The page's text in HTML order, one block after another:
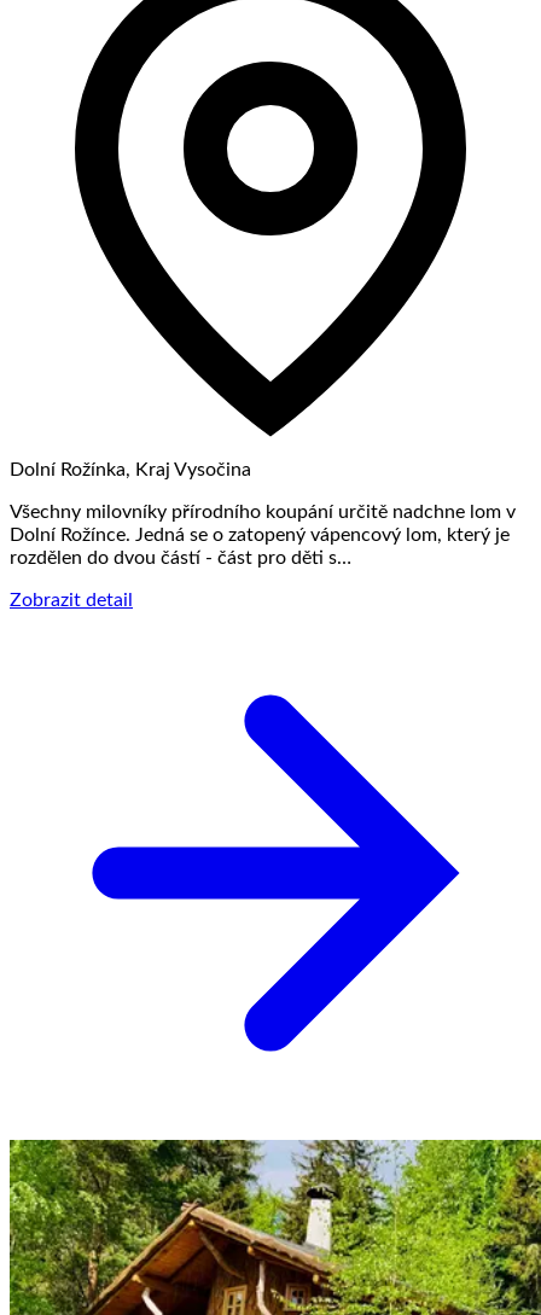
Dolní Rožínka, Kraj Vysočina
Všechny milovníky přírodního koupání určitě nadchne lom v
Dolní Rožínce. Jedná se o zatopený vápencový lom, který je
rozdělen do dvou částí - část pro děti s…
Zobrazit detail